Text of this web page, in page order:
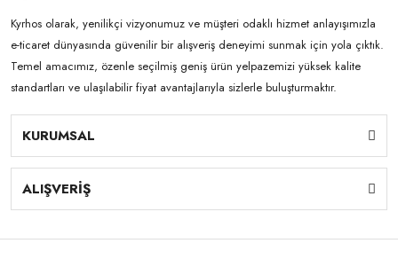
Kyrhos olarak, yenilikçi vizyonumuz ve müşteri odaklı hizmet anlayışımızla
e-ticaret dünyasında güvenilir bir alışveriş deneyimi sunmak için yola çıktık.
Temel amacımız, özenle seçilmiş geniş ürün yelpazemizi yüksek kalite
standartları ve ulaşılabilir fiyat avantajlarıyla sizlerle buluşturmaktır.
KURUMSAL
ALIŞVERİŞ